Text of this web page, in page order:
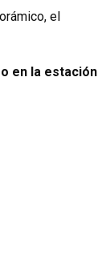
el
en la estación